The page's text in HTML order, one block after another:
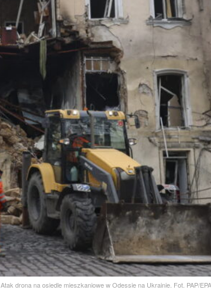
Atak drona na osiedle mieszkaniowe w Odessie na Ukrainie. Fot. PAP/